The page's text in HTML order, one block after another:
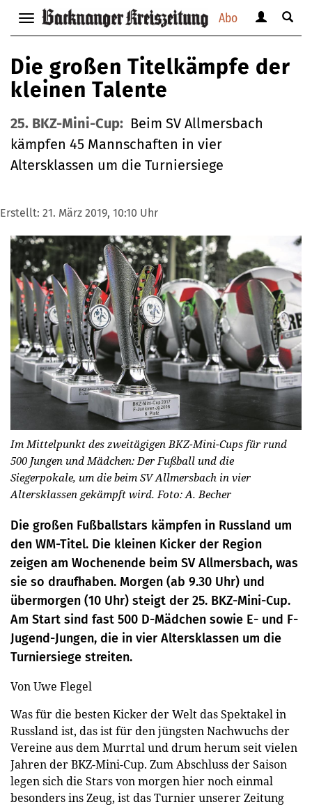
Abo
Navigation
anzeigen
bzw.
verbergen
anzeigen
verbergen
Suche
Die großen Titelkämpfe der
kleinen Talente
25. BKZ-Mini-Cup: Beim SV Allmersbach
kämpfen 45 Mannschaften in vier
Altersklassen um die Turniersiege
Erstellt: 21. März 2019, 10:10 Uhr
Im Mittelpunkt des zweitägigen BKZ-Mini-Cups für rund
500 Jungen und Mädchen: Der Fußball und die
Siegerpokale, um die beim SV Allmersbach in vier
Altersklassen gekämpft wird. Foto: A. Becher
Die großen Fußballstars kämpfen in Russland um
den WM-Titel. Die kleinen Kicker der Region
zeigen am Wochenende beim SV Allmersbach, was
sie so draufhaben. Morgen (ab 9.30 Uhr) und
übermorgen (10 Uhr) steigt der 25. BKZ-Mini-Cup.
Am Start sind fast 500 D-Mädchen sowie E- und F-
Jugend-Jungen, die in vier Altersklassen um die
Turniersiege streiten.
Von Uwe Flegel
Was für die besten Kicker der Welt das Spektakel in
Russland ist, das ist für den jüngsten Nachwuchs der
Vereine aus dem Murrtal und drum herum seit vielen
Jahren der BKZ-Mini-Cup. Zum Abschluss der Saison
legen sich die Stars von morgen hier noch einmal
besonders ins Zeug, ist das Turnier unserer Zeitung